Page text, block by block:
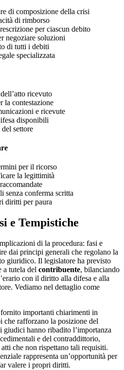
di composizione della crisi
di rimborso
per ciascun debito
negoziare soluzioni
di tutti i debiti
specializzata
ricevuto
la contestazione
e ricevute
disponibili
settore
per il ricorso
la legittimità
senza conferma scritta
diritti per paura
e Tempistiche
di la procedura: fasi e
dai principi generali che regolano la
giuridico. Il legislatore ha previsto
a tutela del contribuente, bilanciando
con il diritto alla difesa e alla
Vediamo nel dettaglio come
importanti chiarimenti in
che rafforzano la posizione del
giudici hanno ribadito l’importanza
e del contraddittorio,
che non rispettano tali requisiti.
rappresenta un’opportunità per
valere i propri diritti.